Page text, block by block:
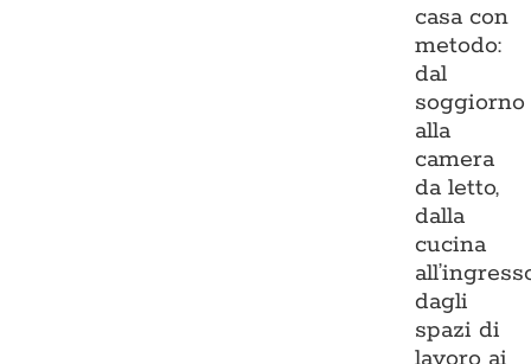
casa con
metodo:
dal
soggiorno
alla
camera
da letto,
dalla
cucina
dagli
spazi di